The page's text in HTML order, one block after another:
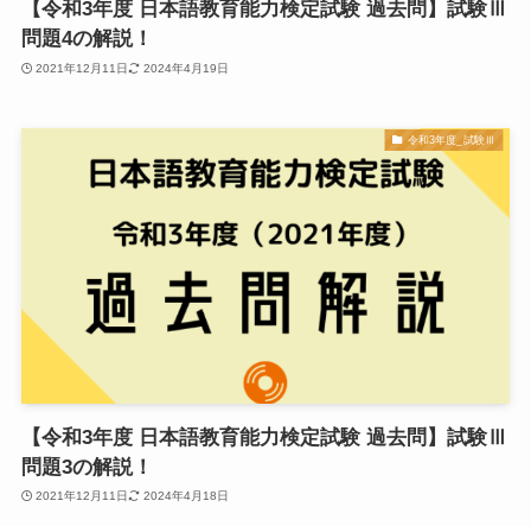
【令和3年度 日本語教育能力検定試験 過去問】試験Ⅲ
問題4の解説！
2021年12月11日 2024年4月19日
令和3年度_試験Ⅲ
【令和3年度 日本語教育能力検定試験 過去問】試験Ⅲ
問題3の解説！
2021年12月11日 2024年4月18日